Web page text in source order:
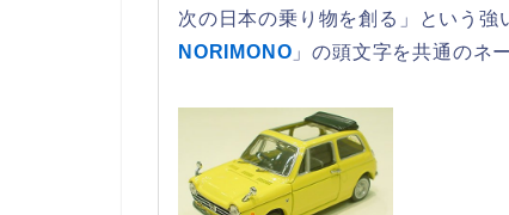
次の日本の乗り物を創る」という強
NORIMONO 」の頭文字を共通のネ